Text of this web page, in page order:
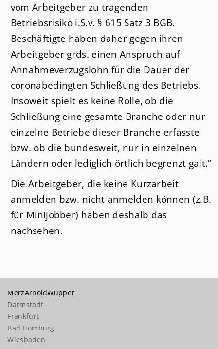
vom Arbeitgeber zu tragenden
Betriebsrisiko i.S.v. § 615 Satz 3 BGB.
Beschäftigte haben daher gegen ihren
Arbeitgeber grds. einen Anspruch auf
Annahmeverzugslohn für die Dauer der
coronabedingten Schließung des Betriebs.
Insoweit spielt es keine Rolle, ob die
Schließung eine gesamte Branche oder nur
einzelne Betriebe dieser Branche erfasste
bzw. ob die bundesweit, nur in einzelnen
Ländern oder lediglich örtlich begrenzt galt.“
Die Arbeitgeber, die keine Kurzarbeit
anmelden bzw. nicht anmelden können (z.B.
für Minijobber) haben deshalb das
nachsehen.
MerzArnoldWüpper
Darmstadt
Frankfurt
Bad Homburg
Wiesbaden